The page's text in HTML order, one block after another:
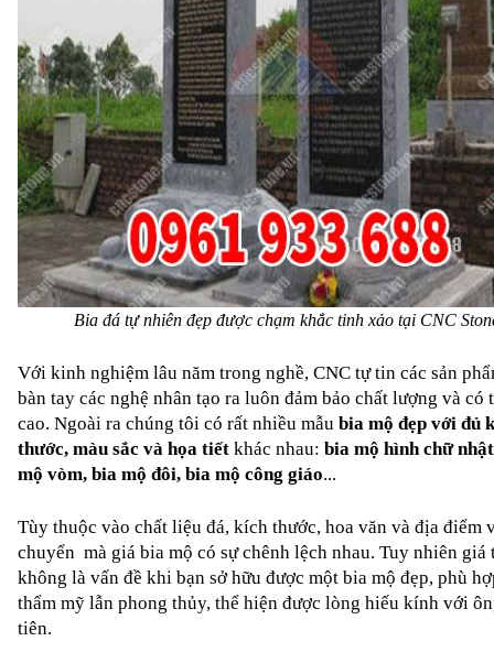
Bia đá tự nhiên đẹp được chạm khắc tinh xảo tại CNC
Với kinh nghiệm lâu năm trong nghề, CNC tự tin các sản
bàn tay các nghệ nhân tạo ra luôn đảm bảo chất lượng và có
cao. Ngoài ra chúng tôi có rất nhiều mẫu bia mộ đẹp với đủ
thước, màu sắc và họa tiết khác nhau: bia mộ hình chữ
mộ vòm, bia mộ đôi, bia mộ công giáo...
Tùy thuộc vào chất liệu đá, kích thước, hoa văn và địa điểm
chuyển  mà giá bia mộ có sự chênh lệch nhau. Tuy nhiên giá
không là vấn đề khi bạn sở hữu được một bia mộ đẹp, phù
thẩm mỹ lẫn phong thủy, thể hiện được lòng hiếu kính với
tiên.